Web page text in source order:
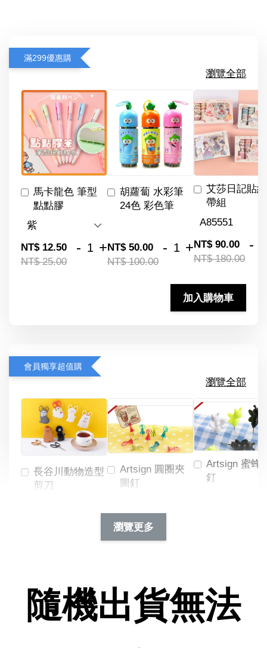
滿299優惠購
瀏覽全部
馬卡龍色 筆型
點點膠
NT$ 12.50
NT$ 25.00
- +
胡蘿蔔 水彩筆
24色 彩色筆
NT$ 50.00
NT$ 100.00
- +
艾莎日記貼
帶組
NT$ 90.00
NT$ 180.00
-
加入購物車
會員獨享超值購
瀏覽全部
長谷川動物造型
剪刀
Artsign 圓圈夾
圖釘
NT$ 19.00
NT$ 66.00
Artsign 蜜蜂
釘
瀏覽更多
隨機出貨無法